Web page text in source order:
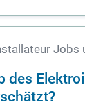
Jobs
des